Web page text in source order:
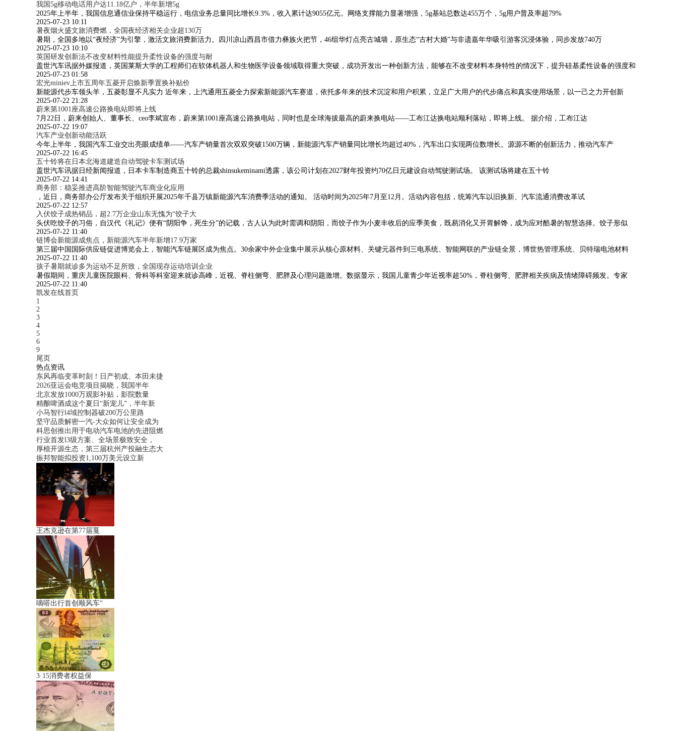
我国5g移动电话用户达11.18亿户，半年新增5g
2025年上半年，我国信息通信业保持平稳运行，电信业务总量同比增长9.3%，收入累计达9055亿元。网络支撑能力显著增强，5g基站总数达455万个，5g用户普及率超79%
2025-07-23 10:11
暑夜烟火盛文旅消费燃，全国夜经济相关企业超130万
暑期，全国多地以“夜经济”为引擎，激活文旅消费新活力。四川凉山西昌市借力彝族火把节，46组华灯点亮古城墙，原生态“古村大婚”与非遗嘉年华吸引游客沉浸体验，同步发放740万
2025-07-23 10:10
英国研发创新法不改变材料性能提升柔性设备的强度与耐
盖世汽车讯据外媒报道，英国莱斯大学的工程师们在软体机器人和生物医学设备领域取得重大突破，成功开发出一种创新方法，能够在不改变材料本身特性的情况下，提升硅基柔性设备的强度和
2025-07-23 01:58
宏光miniev上市五周年五菱开启焕新季置换补贴价
新能源代步车领头羊，五菱彰显不凡实力 近年来，上汽通用五菱全力探索新能源汽车赛道，依托多年来的技术沉淀和用户积累，立足广大用户的代步痛点和真实使用场景，以一己之力开创新
2025-07-22 21:28
蔚来第1001座高速公路换电站即将上线
7月22日，蔚来创始人、董事长、ceo李斌宣布，蔚来第1001座高速公路换电站，同时也是全球海拔最高的蔚来换电站——工布江达换电站顺利落站，即将上线。 据介绍，工布江达
2025-07-22 19:07
汽车产业创新动能活跃
今年上半年，我国汽车工业交出亮眼成绩单——汽车产销量首次双双突破1500万辆，新能源汽车产销量同比增长均超过40%，汽车出口实现两位数增长。源源不断的创新活力，推动汽车产
2025-07-22 16:45
五十铃将在日本北海道建造自动驾驶卡车测试场
盖世汽车讯据日经新闻报道，日本卡车制造商五十铃的总裁shinsukeminami透露，该公司计划在2027财年投资约70亿日元建设自动驾驶测试场。 该测试场将建在五十铃
2025-07-22 14:41
商务部：稳妥推进高阶智能驾驶汽车商业化应用
，近日，商务部办公厅发布关于组织开展2025年千县万镇新能源汽车消费季活动的通知。 活动时间为2025年7月至12月。活动内容包括，统筹汽车以旧换新、汽车流通消费改革试
2025-07-22 12:57
入伏饺子成热销品，超2.7万企业山东无愧为“饺子大
头伏吃饺子的习俗，自汉代《礼记》便有“阴阳争，死生分”的记载，古人认为此时需调和阴阳，而饺子作为小麦丰收后的应季美食，既易消化又开胃解馋，成为应对酷暑的智慧选择。饺子形似
2025-07-22 11:40
链博会新能源成焦点，新能源汽车半年新增17.9万家
第三届中国国际供应链促进博览会上，智能汽车链展区成为焦点。30余家中外企业集中展示从核心原材料、关键元器件到三电系统、智能网联的产业链全景，博世热管理系统、贝特瑞电池材料
2025-07-22 11:40
孩子暑期就诊多为运动不足所致，全国现存运动培训企业
暑假期间，重庆儿童医院眼科、骨科等科室迎来就诊高峰，近视、脊柱侧弯、肥胖及心理问题激增。数据显示，我国儿童青少年近视率超50%，脊柱侧弯、肥胖相关疾病及情绪障碍频发。专家
2025-07-22 11:40
凯发在线首页
1
2
3
4
5
6
9
尾页
热点资讯
东风再临变革时刻！日产初成、本田未捷
2026亚运会电竞项目揭晓，我国半年
北京发放1000万观影补贴，影院数量
精酿啤酒成这个夏日“新宠儿”，半年新
小马智行l4域控制器破200万公里路
坚守品质解密一汽-大众如何让安全成为
科思创推出用于电动汽车电池的先进阻燃
行业首发l3级方案、全场景极致安全，
厚植开源生态，第三届杭州产投融生态大
振邦智能拟投资1,100万美元设立新
王杰克逊在第77届戛
嘀嗒出行首创顺风车“
3·15消费者权益保